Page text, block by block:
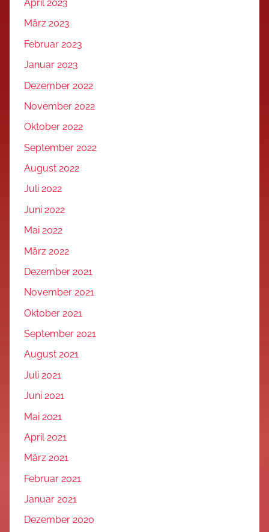
April 2023
März 2023
Februar 2023
Januar 2023
Dezember 2022
November 2022
Oktober 2022
September 2022
August 2022
Juli 2022
Juni 2022
Mai 2022
März 2022
Dezember 2021
November 2021
Oktober 2021
September 2021
August 2021
Juli 2021
Juni 2021
Mai 2021
April 2021
März 2021
Februar 2021
Januar 2021
Dezember 2020